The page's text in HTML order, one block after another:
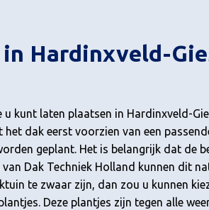
Hardinxveld-
kunt laten plaatsen in Hardinxveld-
dak eerst voorzien van een
geplant. Het is belangrijk dat de
Dak Techniek Holland kunnen dit
te zwaar zijn, dan zou u kunnen
Deze plantjes zijn tegen alle